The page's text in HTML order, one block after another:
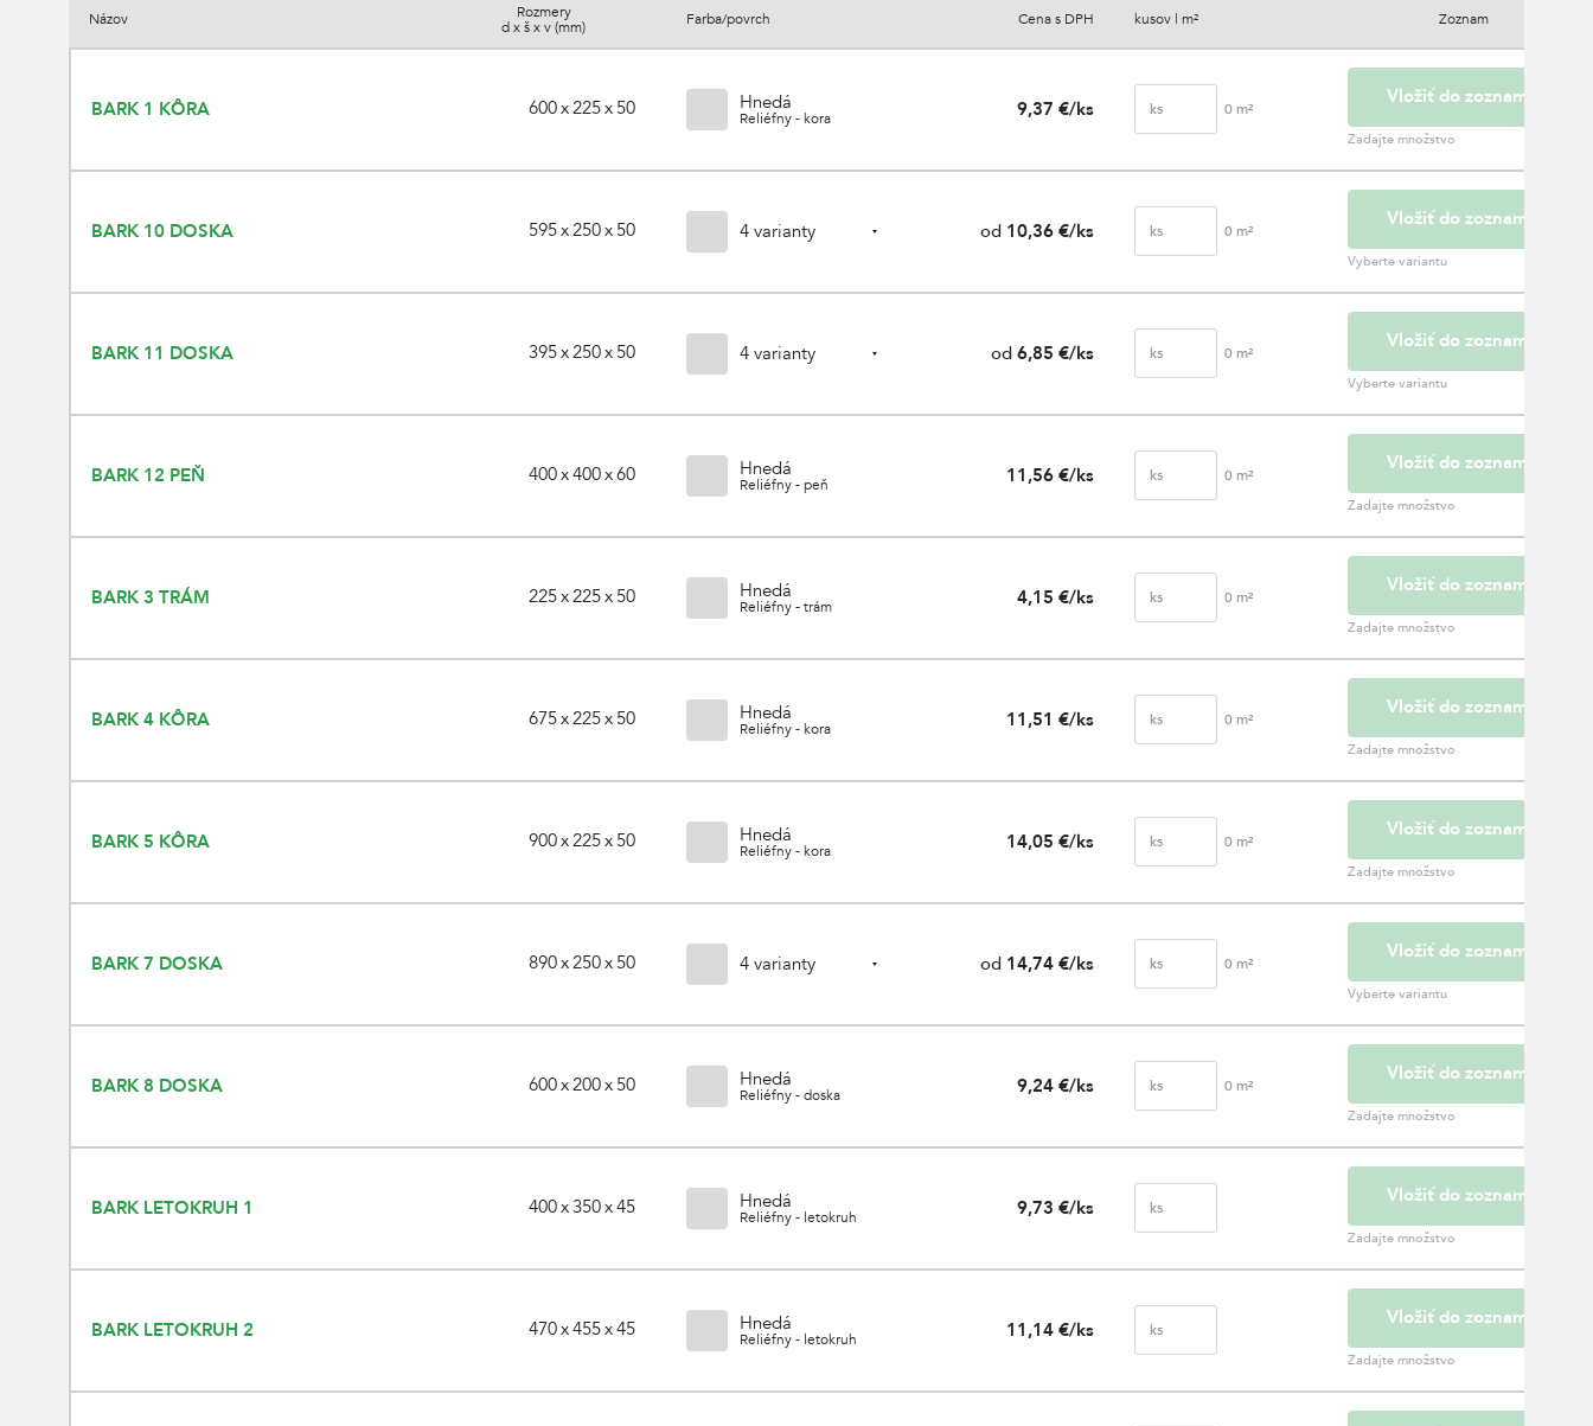
Názov
Rozmery
d x š x v (mm)
Farba/povrch Cena s DPH kusov | m² Zoznam
BARK 1 KÔRA 600 x 225 x 50 Hnedá
Reliéfny - kora 9,37 €/ks ks 0 m²
Vložiť do zoznamu
Zadajte množstvo
BARK 10 DOSKA 595 x 250 x 50 4 varianty od 10,36 €/ks ks 0 m²
Vložiť do zoznamu
Vyberte variantu
BARK 11 DOSKA 395 x 250 x 50 4 varianty od 6,85 €/ks ks 0 m²
Vložiť do zoznamu
Vyberte variantu
BARK 12 PEŇ 400 x 400 x 60 Hnedá
Reliéfny - peň 11,56 €/ks ks 0 m²
Vložiť do zoznamu
Zadajte množstvo
BARK 3 TRÁM 225 x 225 x 50 Hnedá
Reliéfny - trám 4,15 €/ks ks 0 m²
Vložiť do zoznamu
Zadajte množstvo
BARK 4 KÔRA 675 x 225 x 50 Hnedá
Reliéfny - kora 11,51 €/ks ks 0 m²
Vložiť do zoznamu
Zadajte množstvo
BARK 5 KÔRA 900 x 225 x 50 Hnedá
Reliéfny - kora 14,05 €/ks ks 0 m²
Vložiť do zoznamu
Zadajte množstvo
BARK 7 DOSKA 890 x 250 x 50 4 varianty od 14,74 €/ks ks 0 m²
Vložiť do zoznamu
Vyberte variantu
BARK 8 DOSKA 600 x 200 x 50 Hnedá
Reliéfny - doska 9,24 €/ks ks 0 m²
Vložiť do zoznamu
Zadajte množstvo
BARK LETOKRUH 1 400 x 350 x 45 Hnedá
Reliéfny - letokruh 9,73 €/ks ks
Vložiť do zoznamu
Zadajte množstvo
BARK LETOKRUH 2 470 x 455 x 45 Hnedá
Reliéfny - letokruh 11,14 €/ks ks
Vložiť do zoznamu
Zadajte množstvo